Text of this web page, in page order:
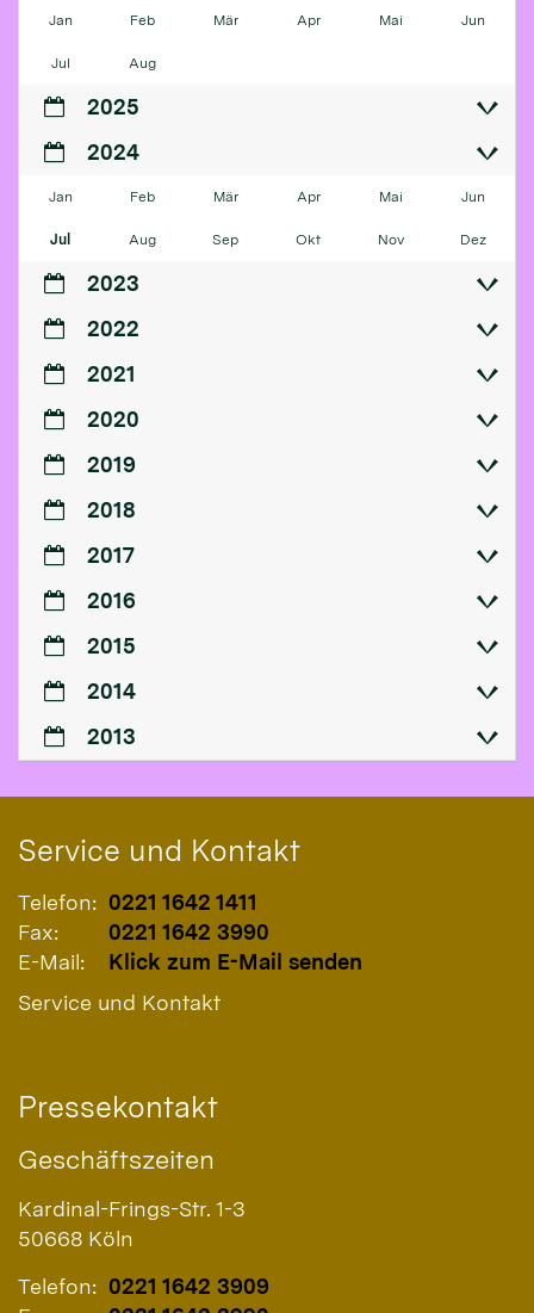
Jan Feb Mär Apr Mai Jun
Jul Aug
2025
2024
Jan Feb Mär Apr Mai Jun
Jul Aug Sep Okt Nov Dez
2023
2022
2021
2020
2019
2018
2017
2016
2015
2014
2013
Service und Kontakt
Telefon: 0221 1642 1411
Fax:
0221 1642 3990
E-Mail:
Klick zum E-Mail senden
Service und Kontakt
Pressekontakt
Geschäftszeiten
Kardinal-Frings-Str. 1-3
50668 Köln
Telefon: 0221 1642 3909